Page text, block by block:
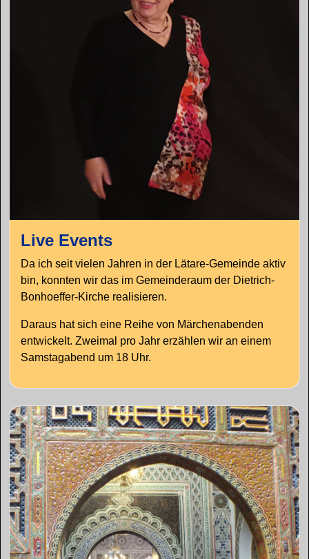
Live Events
Da ich seit vielen Jahren in der Lätare-Gemeinde aktiv
bin, konnten wir das im Gemeinderaum der Dietrich-
Bonhoeffer-Kirche realisieren.
Daraus hat sich eine Reihe von Märchenabenden
entwickelt. Zweimal pro Jahr erzählen wir an einem
Samstagabend um 18 Uhr.